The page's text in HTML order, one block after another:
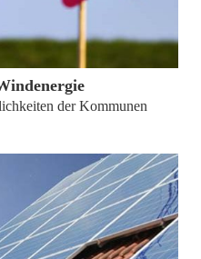
und Dr. Andreas Gabler
der Kommunen